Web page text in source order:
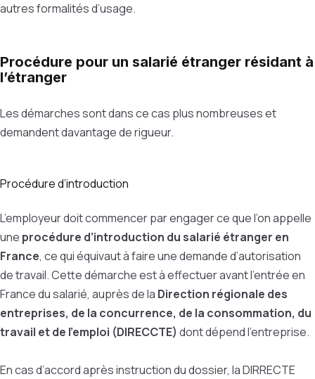
autres formalités d’usage.
Procédure pour un salarié étranger résidant à
l’étranger
Les démarches sont dans ce cas plus nombreuses et
demandent davantage de rigueur.
Procédure d’introduction
L’employeur doit commencer par engager ce que l’on appelle
une procédure d’introduction du salarié étranger en
France, ce qui équivaut à faire une demande d’autorisation
de travail. Cette démarche est à effectuer avant l’entrée en
France du salarié, auprès de la Direction régionale des
entreprises, de la concurrence, de la consommation, du
travail et de l’emploi (DIRECCTE) dont dépend l’entreprise.
En cas d’accord après instruction du dossier, la DIRRECTE